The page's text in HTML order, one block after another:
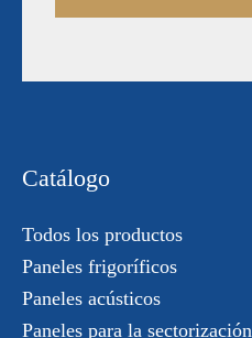
Catálogo
Todos los productos
Paneles frigoríficos
Paneles acústicos
Paneles para la sectorización